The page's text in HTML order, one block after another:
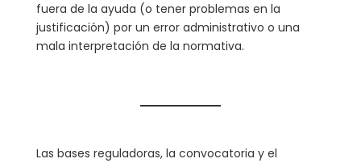
fuera de la ayuda (o tener problemas en la
justificación) por un error administrativo o una
mala interpretación de la normativa.
Las bases reguladoras, la convocatoria y el